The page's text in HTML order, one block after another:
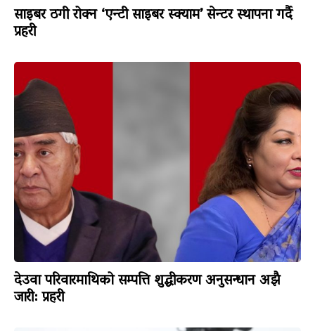
साइबर ठगी रोक्न ‘एन्टी साइबर स्क्याम’ सेन्टर स्थापना गर्दै
प्रहरी
देउवा परिवारमाथिको सम्पत्ति शुद्धीकरण अनुसन्धान अझै
जारी: प्रहरी